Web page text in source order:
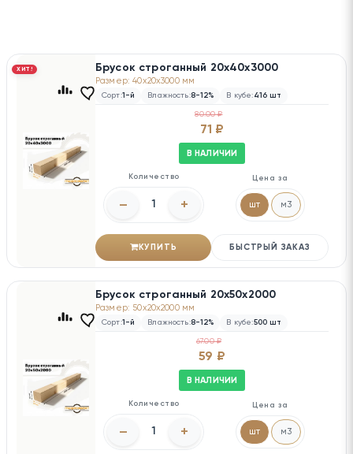
ХИТ! Брусок строганный 20х40х3000
Размер: 40x20x3000 мм
Сорт:1-й Влажность:8-12% В кубе: 416 шт
80.00 ₽
71 ₽
В НАЛИЧИИ
Количество
– +
Цена за
шт м3
КУПИТЬ БЫСТРЫЙ ЗАКАЗ
Брусок строганный 20х50х2000
Размер: 50x20x2000 мм
Сорт:1-й Влажность:8-12% В кубе:500 шт
67.00 ₽
59 ₽
В НАЛИЧИИ
Количество
– +
Цена за
шт м3